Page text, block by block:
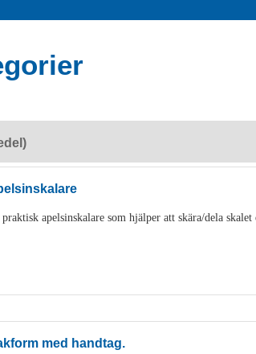
apelsinskalare som hjälper att skära/dela skalet
med handtag.